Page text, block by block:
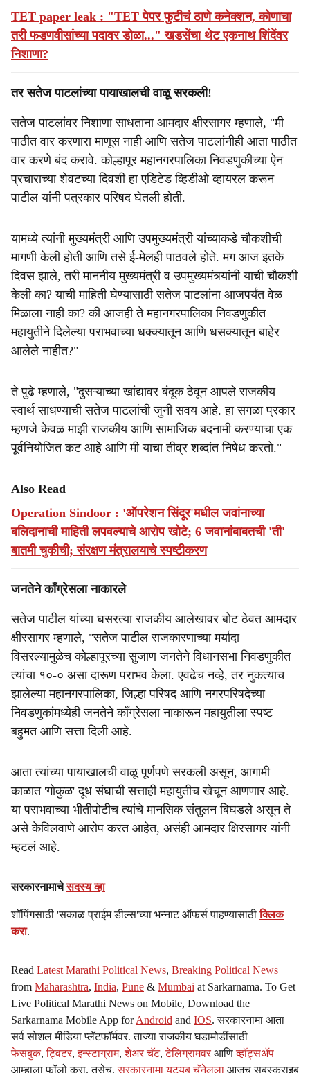
TET paper leak : "TET पेपर फुटीचं ठाणे कनेक्शन, कोणाचा
तरी फडणवीसांच्या पदावर डोळा..." खडसेंचा थेट एकनाथ शिंदेंवर
निशाणा?
तर सतेज पाटलांच्या पायाखालची वाळू सरकली!
सतेज पाटलांवर निशाणा साधताना आमदार क्षीरसागर म्हणाले, "मी
पाठीत वार करणारा माणूस नाही आणि सतेज पाटलांनीही आता पाठीत
वार करणे बंद करावे. कोल्हापूर महानगरपालिका निवडणुकीच्या ऐन
प्रचाराच्या शेवटच्या दिवशी हा एडिटेड व्हिडीओ व्हायरल करून
पाटील यांनी पत्रकार परिषद घेतली होती.
यामध्ये त्यांनी मुख्यमंत्री आणि उपमुख्यमंत्री यांच्याकडे चौकशीची
मागणी केली होती आणि तसे ई-मेलही पाठवले होते. मग आज इतके
दिवस झाले, तरी माननीय मुख्यमंत्री व उपमुख्यमंत्र्यांनी याची चौकशी
केली का? याची माहिती घेण्यासाठी सतेज पाटलांना आजपर्यंत वेळ
मिळाला नाही का? की आजही ते महानगरपालिका निवडणुकीत
महायुतीने दिलेल्या पराभवाच्या धक्क्यातून आणि धसक्यातून बाहेर
आलेले नाहीत?"
ते पुढे म्हणाले, "दुसऱ्याच्या खांद्यावर बंदूक ठेवून आपले राजकीय
स्वार्थ साधण्याची सतेज पाटलांची जुनी सवय आहे. हा सगळा प्रकार
म्हणजे केवळ माझी राजकीय आणि सामाजिक बदनामी करण्याचा एक
पूर्वनियोजित कट आहे आणि मी याचा तीव्र शब्दांत निषेध करतो."
Also Read
Operation Sindoor : 'ऑपरेशन सिंदूर'मधील जवांनाच्या
बलिदानाची माहिती लपवल्याचे आरोप खोटे; 6 जवानांबाबतची 'ती'
बातमी चुकीची; संरक्षण मंत्रालयाचे स्पष्टीकरण
जनतेने काँग्रेसला नाकारले
सतेज पाटील यांच्या घसरत्या राजकीय आलेखावर बोट ठेवत आमदार
क्षीरसागर म्हणाले, "सतेज पाटील राजकारणाच्या मर्यादा
विसरल्यामुळेच कोल्हापूरच्या सुजाण जनतेने विधानसभा निवडणुकीत
त्यांचा १०-० असा दारूण पराभव केला. एवढेच नव्हे, तर नुकत्याच
झालेल्या महानगरपालिका, जिल्हा परिषद आणि नगरपरिषदेच्या
निवडणुकांमध्येही जनतेने काँग्रेसला नाकारून महायुतीला स्पष्ट
बहुमत आणि सत्ता दिली आहे.
आता त्यांच्या पायाखालची वाळू पूर्णपणे सरकली असून, आगामी
काळात 'गोकुळ' दूध संघाची सत्ताही महायुतीच खेचून आणणार आहे.
या पराभवाच्या भीतीपोटीच त्यांचे मानसिक संतुलन बिघडले असून ते
असे केविलवाणे आरोप करत आहेत, असंही आमदार क्षिरसागर यांनी
म्हटलं आहे.
सरकारनामाचेसदस्य व्हा
शॉपिंगसाठी 'सकाळ प्राईम डील्स'च्या भन्नाट ऑफर्स पाहण्यासाठीक्लिक
करा.
Read Latest Marathi Political News, Breaking Political News
from Maharashtra, India, Pune & Mumbai at Sarkarnama. To Get
Live Political Marathi News on Mobile, Download the
Sarkarnama Mobile App forAndroid and IOS. सरकारनामा आता
सर्व सोशल मीडिया प्लॅटफॉर्मवर. ताज्या राजकीय घडामोडींसाठी
फेसबुक,ट्विटर,इन्स्टाग्राम,शेअर चॅट,टेलिग्रामवर आणिव्हॉट्सॲप
आम्हाला फॉलो करा. तसेच,सरकारनामा यूट्यूब चॅनेलला आजच सबस्क्राइब